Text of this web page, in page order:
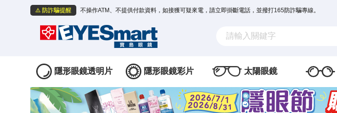
⚠️ 防詐騙提醒 不操作ATM、不提供付款資料，如接獲可疑來電，請立即掛斷電話，並撥打165防詐騙專線。
隱形眼鏡透明片 隱形眼鏡彩片 太陽眼鏡